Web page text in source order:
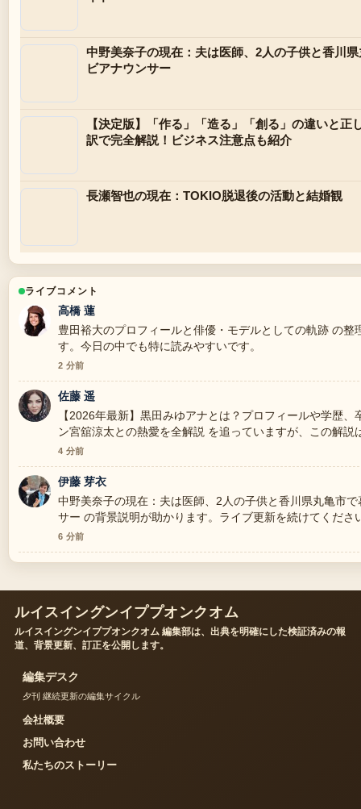
中野美奈子の現在：夫は医師、2人の子供と香川
ビアナウンサー
【決定版】「作る」「造る」「創る」の違いと正
訳で完全解説！ビジネス注意点も紹介
長瀬智也の現在：TOKIO脱退後の活動と結婚観
ライブコメント
高橋 蓮
豊田裕大のプロフィールと俳優・モデルとしての軌跡 の整
す。今日の中でも特に読みやすいです。
2 分前
佐藤 遥
【2026年最新】黒田みゆアナとは？プロフィールや学歴
ン宮舘涼太との熱愛を全解説 を追っていますが、この解説
す。
4 分前
伊藤 芽衣
中野美奈子の現在：夫は医師、2人の子供と香川県丸亀市
サー の背景説明が助かります。ライブ更新を続けてくださ
6 分前
ルイスイングンイププオンクオム
ルイスイングンイププオンクオム 編集部は、出典を明確にした検証済みの報
道、背景更新、訂正を公開します。
編集デスク
夕刊 継続更新の編集サイクル
会社概要
お問い合わせ
私たちのストーリー